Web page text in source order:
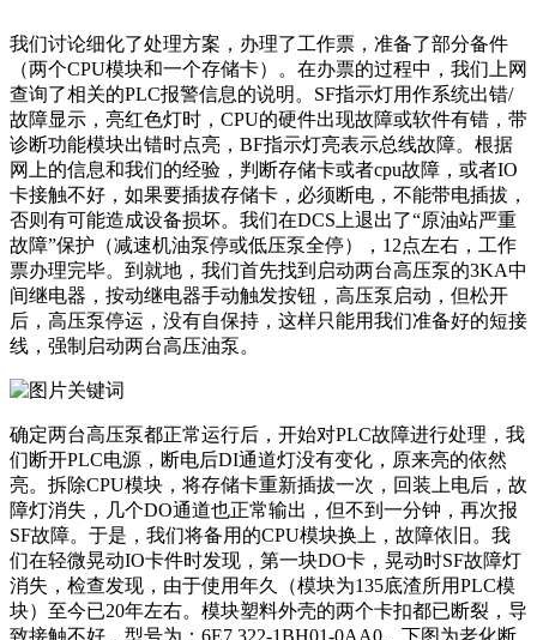
我们讨论细化了处理方案，办理了工作票，准备了部分备件
（两个CPU模块和一个存储卡）。在办票的过程中，我们上网
查询了相关的PLC报警信息的说明。SF指示灯用作系统出错/
故障显示，亮红色灯时，CPU的硬件出现故障或软件有错，带
诊断功能模块出错时点亮，BF指示灯亮表示总线故障。根据
网上的信息和我们的经验，判断存储卡或者cpu故障，或者IO
卡接触不好，如果要插拔存储卡，必须断电，不能带电插拔，
否则有可能造成设备损坏。我们在DCS上退出了“原油站严重
故障”保护（减速机油泵停或低压泵全停），12点左右，工作
票办理完毕。到就地，我们首先找到启动两台高压泵的3KA中
间继电器，按动继电器手动触发按钮，高压泵启动，但松开
后，高压泵停运，没有自保持，这样只能用我们准备好的短接
线，强制启动两台高压油泵。
确定两台高压泵都正常运行后，开始对PLC故障进行处理，我
们断开PLC电源，断电后DI通道灯没有变化，原来亮的依然
亮。拆除CPU模块，将存储卡重新插拔一次，回装上电后，故
障灯消失，几个DO通道也正常输出，但不到一分钟，再次报
SF故障。于是，我们将备用的CPU模块换上，故障依旧。我
们在轻微晃动IO卡件时发现，第一块DO卡，晃动时SF故障灯
消失，检查发现，由于使用年久（模块为135底渣所用PLC模
块）至今已20年左右。模块塑料外壳的两个卡扣都已断裂，导